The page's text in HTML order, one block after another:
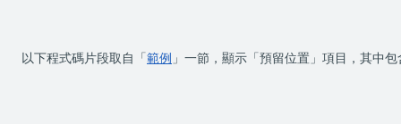
以下程式碼片段取自「範例 」一節，顯示「預留位置」項目，其